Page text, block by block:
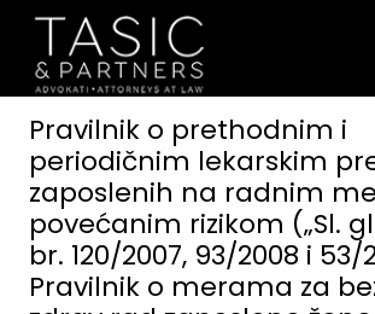
Pravilnik o prethodnim i
periodičnim lekarskim
zaposlenih na radnim
povećanim rizikom („Sl.
br. 120/2007, 93/2008 i 53/
Pravilnik o merama za